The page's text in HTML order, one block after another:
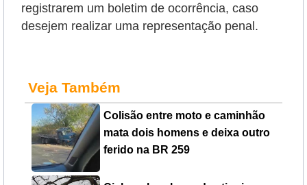
registrarem um boletim de ocorrência, caso
desejem realizar uma representação penal.
Veja Também
Colisão entre moto e caminhão
mata dois homens e deixa outro
ferido na BR 259